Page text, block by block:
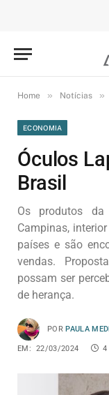
Home » Notícias »
ECONOMIA
Óculos
Brasil
Os produtos
Campinas,
países e são
vendas.
possam ser
de herança.
POR PAULA
EM: 22/03/2024 4